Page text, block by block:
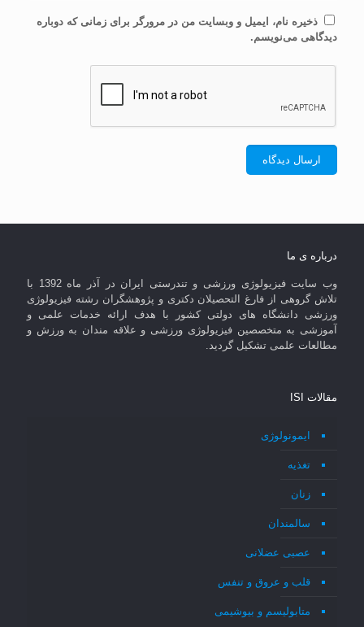
ذخیره نام، ایمیل و وبسایت من در مرورگر برای زمانی که دوباره
دیدگاهی می‌نویسم.
درباره ی ما
وب سایت فیزیولوژی ورزشی و تندرستی ایران در آذر ماه 1392 با
تلاش گروهی از فارغ التحصیلان دکتری و پژوهشگران رشته فیزیولوژی
ورزشی دانشگاه های دولتی کشور با هدف ارائه خدمات علمی و
آموزشی به متخصصین فیزیولوژی ورزشی و علاقه مندان به ورزش و
مطالعات علمی تشکیل گردید.
مقالات ISI
ایمونولوژی
تغذیه
زنان
سالمندان
عصبی عضلانی
قلب و عروق و تنفس
متابولیسم و بیوشیمی